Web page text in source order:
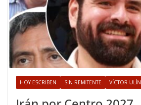
HOY ESCRIBEN SIN REMITENTE VÍCTOR ULÍN